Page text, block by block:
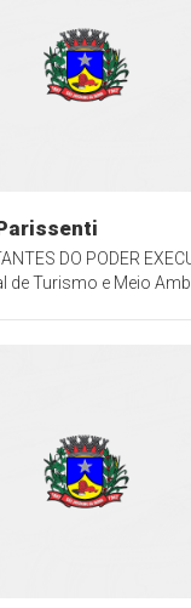
DO PODER
de Turismo e Meio